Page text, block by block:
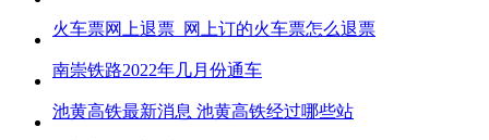
火车票网上退票_网上订的火车票怎么退票
南崇铁路2022年几月份通车
池黄高铁最新消息 池黄高铁经过哪些站